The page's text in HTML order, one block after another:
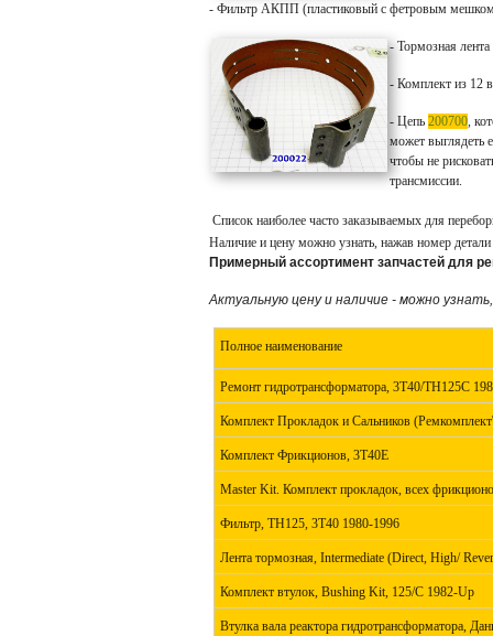
- Фильтр АКПП (пластиковый с фетровым
- Тормозная
- Комплект из 12
- Цепь 200700,
может выглядеть
чтобы не
трансмиссии.
Список наиболее часто заказываемых для
Наличие и цену можно узнать, нажав номер
Примерный ассортимент запчастей для
Актуальную цену и наличие - можно
Полное наименование
Ремонт гидротрансформатора, 3T40/TH125C
Комплект Прокладок и Сальников
Комплект Фрикционов, 3T40E
Master Kit. Комплект прокладок, всех
Фильтр, TH125, 3T40 1980-1996
Лента тормозная, Intermediate (Direct, High/
Комплект втулок, Bushing Kit, 125/C 1982-Up
Втулка вала реактора гидротрансформатора,